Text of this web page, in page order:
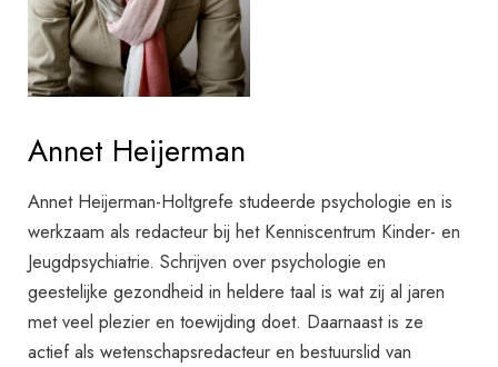
Annet Heijerman
Annet Heijerman-Holtgrefe studeerde psychologie en is
werkzaam als redacteur bij het Kenniscentrum Kinder- en
Jeugdpsychiatrie. Schrijven over psychologie en
geestelijke gezondheid in heldere taal is wat zij al jaren
met veel plezier en toewijding doet. Daarnaast is ze
actief als wetenschapsredacteur en bestuurslid van